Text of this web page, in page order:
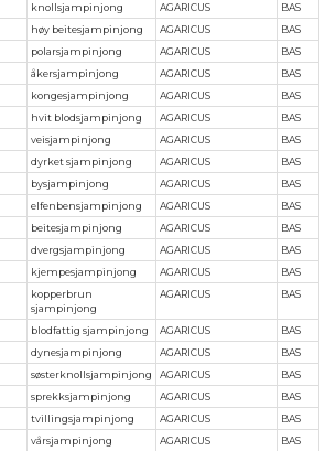
knollsjampinjong AGARICUS
BAS
høy beitesjampinjong AGARICUS
BAS
polarsjampinjong AGARICUS
BAS
åkersjampinjong AGARICUS
BAS
kongesjampinjong AGARICUS
BAS
hvit blodsjampinjong AGARICUS
BAS
veisjampinjong AGARICUS
BAS
dyrket sjampinjong AGARICUS
BAS
bysjampinjong AGARICUS
BAS
elfenbensjampinjong AGARICUS
BAS
beitesjampinjong AGARICUS
BAS
dvergsjampinjong AGARICUS
BAS
kjempesjampinjong AGARICUS
BAS
kopperbrun
sjampinjong
AGARICUS BAS
blodfattig sjampinjong AGARICUS
BAS
dynesjampinjong AGARICUS
BAS
søsterknollsjampinjong AGARICUS
BAS
sprekksjampinjong AGARICUS
BAS
tvillingsjampinjong AGARICUS
BAS
vårsjampinjong AGARICUS
BAS